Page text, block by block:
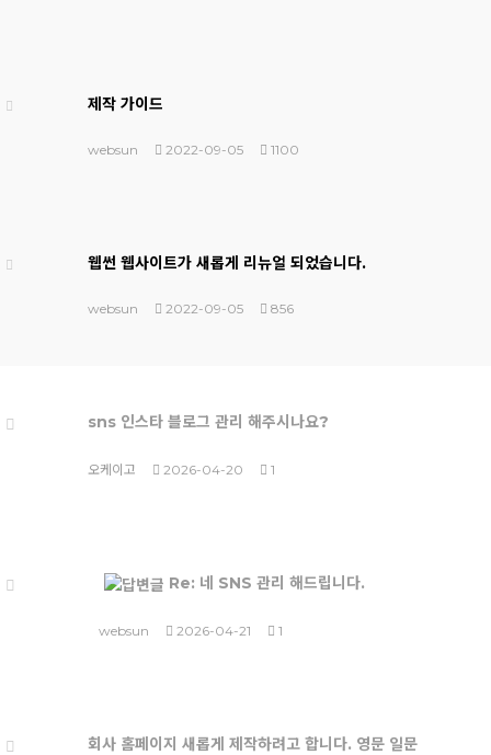
제작 가이드
websun 2022-09-05 1100
웹썬 웹사이트가 새롭게 리뉴얼 되었습니다.
websun 2022-09-05 856
sns 인스타 블로그 관리 해주시나요?
오케이고 2026-04-20 1
Re: 네 SNS 관리 해드립니다.
websun 2026-04-21 1
회사 홈페이지 새롭게 제작하려고 합니다. 영문 일문